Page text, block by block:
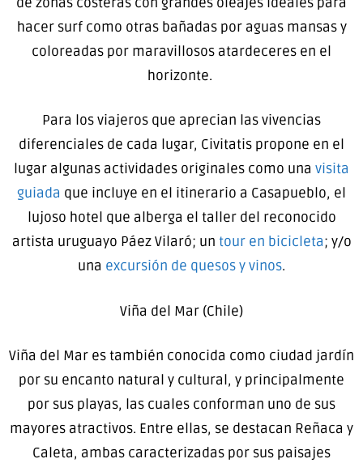
hacer surf como otras bañadas por aguas mansas y
coloreadas por maravillosos atardeceres en el
horizonte.
Para los viajeros que aprecian las vivencias
diferenciales de cada lugar, Civitatis propone en el
lugar algunas actividades originales como una visita
guiada que incluye en el itinerario a Casapueblo, el
lujoso hotel que alberga el taller del reconocido
artista uruguayo Páez Vilaró; un tour en bicicleta; y/o
una excursión de quesos y vinos.
Viña del Mar (Chile)
Viña del Mar es también conocida como ciudad jardín
por su encanto natural y cultural, y principalmente
por sus playas, las cuales conforman uno de sus
mayores atractivos. Entre ellas, se destacan Reñaca y
Caleta, ambas caracterizadas por sus paisajes